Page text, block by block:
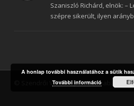
Szaniszló Richárd, elnök: –
szépre sikerült, ilyen
© Szendrői Városi Sport és Szabadidő
A honlap további használatához a sütik
További információ